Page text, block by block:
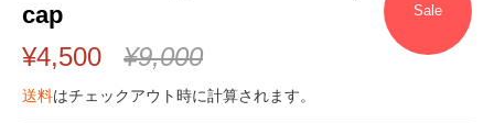
Sale
cap
¥4,500 ¥9,000
送料はチェックアウト時に計算されます。